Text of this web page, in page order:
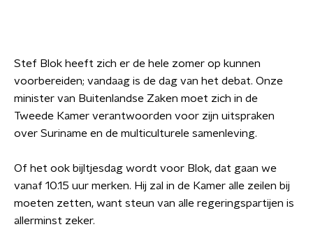
Stef Blok heeft zich er de hele zomer op kunnen
voorbereiden; vandaag is de dag van het debat. Onze
minister van Buitenlandse Zaken moet zich in de
Tweede Kamer verantwoorden voor zijn uitspraken
over Suriname en de multiculturele samenleving.
Of het ook bijltjesdag wordt voor Blok, dat gaan we
vanaf 10.15 uur merken. Hij zal in de Kamer alle zeilen bij
moeten zetten, want steun van alle regeringspartijen is
allerminst zeker.